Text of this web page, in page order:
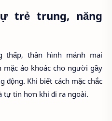
trẻ trung, năng
thấp, thân hình mảnh mai
mặc áo khoác cho người gầy
động. Khi biết cách mặc chắc
tự tin hơn khi đi ra ngoài.